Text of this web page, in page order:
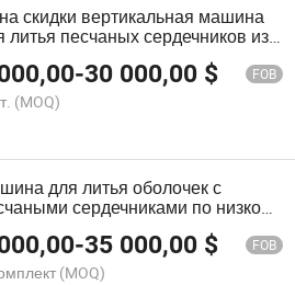
скидки вертикальная машина
литья песчаных сердечников из
-30 000,00 $ FOB
(MOQ)
для литья оболочек с
сердечниками по низкой
-35 000,00 $ FOB
(MOQ)